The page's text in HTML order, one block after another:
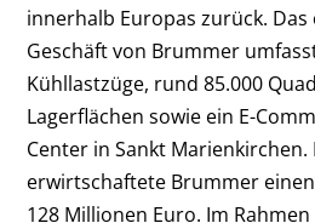
innerhalb Europas zurück.
Geschäft von Brummer
Kühllastzüge, rund 85.000
Lagerflächen sowie ein E-
Center in Sankt Marienkirchen.
erwirtschaftete Brummer
128 Millionen Euro. Im